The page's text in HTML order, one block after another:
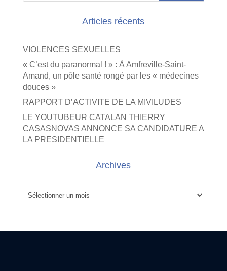
Articles récents
VIOLENCES SEXUELLES
« C’est du paranormal ! » : À Amfreville-Saint-
Amand, un pôle santé rongé par les « médecines
douces »
RAPPORT D’ACTIVITE DE LA MIVILUDES
LE YOUTUBEUR CATALAN THIERRY
CASASNOVAS ANNONCE SA CANDIDATURE A
LA PRESIDENTIELLE
Archives
Archives